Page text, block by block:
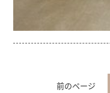
前のページ